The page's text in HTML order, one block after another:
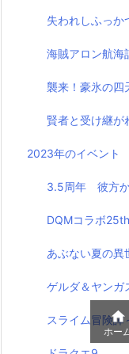
失われしふっか
海賊アロン航海
襲来！豪氷の四
賢者と受け継が
2023年のイベント
3.5周年 彼方
DQMコラボ25th
あぶない夏の異
ゲルダ＆ヤンガ
スライム冒険譚

ホー